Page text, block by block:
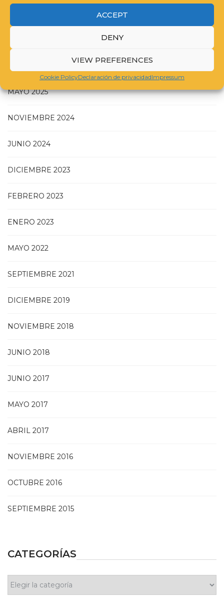
ACCEPT
DENY
VIEW PREFERENCES
Cookie PolicyDeclaración de privacidadImpressum
GUIDELINES FOR COMPILING A CATALOGUE RAISONNÉ
MAYO 2025
NOVIEMBRE 2024
JUNIO 2024
DICIEMBRE 2023
FEBRERO 2023
ENERO 2023
MAYO 2022
SEPTIEMBRE 2021
DICIEMBRE 2019
NOVIEMBRE 2018
JUNIO 2018
JUNIO 2017
MAYO 2017
ABRIL 2017
NOVIEMBRE 2016
OCTUBRE 2016
SEPTIEMBRE 2015
CATEGORÍAS